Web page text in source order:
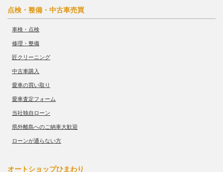
点検・整備・中古車売買
車検・点検
修理・整備
匠クリーニング
中古車購入
愛車の買い取り
愛車査定フォーム
当社独自ローン
県外離島へのご納車大歓迎
ローンが通らない方
オートショップひまわり